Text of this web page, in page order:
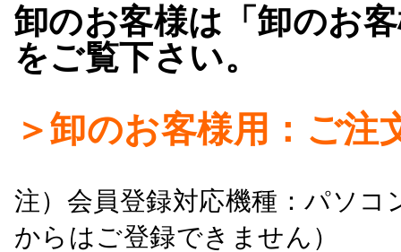
卸のお客様は「卸のお
をご覧下さい。
＞卸のお客様用：ご注
注）会員登録対応機種：パソ
からはご登録できません）